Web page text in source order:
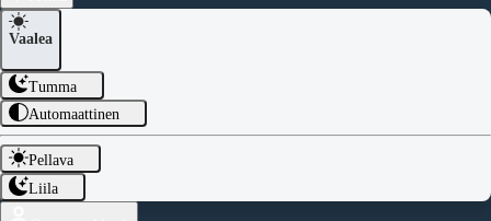
Vaalea
Tumma
Automaattinen
Pellava
Liila